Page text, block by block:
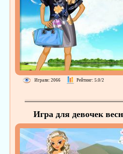
Играли: 2066 Рейтинг: 5.0/2
Игра для девочек